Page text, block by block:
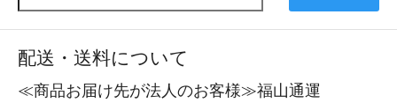
配送・送料について
≪商品お届け先が法人のお客様≫福山通運